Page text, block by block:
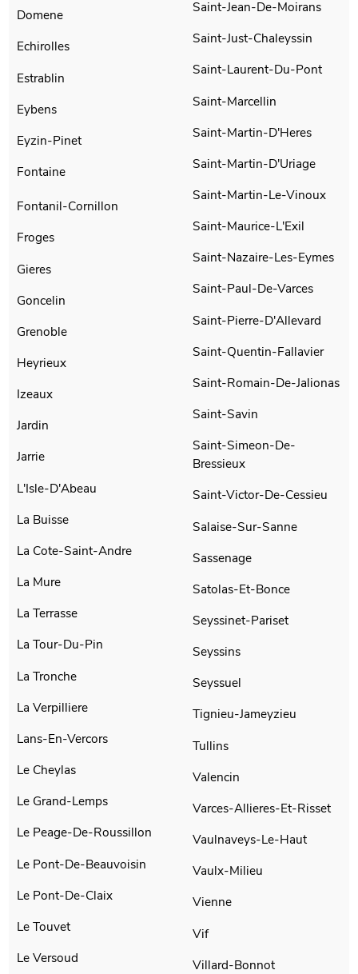
Domene
Echirolles
Estrablin
Eybens
Eyzin-Pinet
Fontaine
Fontanil-Cornillon
Froges
Gieres
Goncelin
Grenoble
Heyrieux
Izeaux
Jardin
Jarrie
L'Isle-D'Abeau
La Buisse
La Cote-Saint-Andre
La Mure
La Terrasse
La Tour-Du-Pin
La Tronche
La Verpilliere
Lans-En-Vercors
Le Cheylas
Le Grand-Lemps
Le Peage-De-Roussillon
Le Pont-De-Beauvoisin
Le Pont-De-Claix
Le Touvet
Le Versoud
Saint-Jean-De-Moirans
Saint-Just-Chaleyssin
Saint-Laurent-Du-Pont
Saint-Marcellin
Saint-Martin-D'Heres
Saint-Martin-D'Uriage
Saint-Martin-Le-Vinoux
Saint-Maurice-L'Exil
Saint-Nazaire-Les-Eymes
Saint-Paul-De-Varces
Saint-Pierre-D'Allevard
Saint-Quentin-Fallavier
Saint-Romain-De-Jalionas
Saint-Savin
Saint-Simeon-De-
Bressieux
Saint-Victor-De-Cessieu
Salaise-Sur-Sanne
Sassenage
Satolas-Et-Bonce
Seyssinet-Pariset
Seyssins
Seyssuel
Tignieu-Jameyzieu
Tullins
Valencin
Varces-Allieres-Et-Risset
Vaulnaveys-Le-Haut
Vaulx-Milieu
Vienne
Vif
Villard-Bonnot